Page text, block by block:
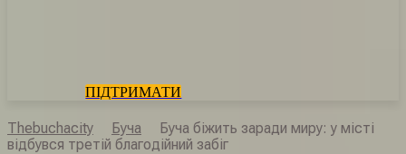
ПІДТРИМАТИ
Thebuchacity Буча
Буча біжить заради миру: у місті
відбувся третій благодійний забіг